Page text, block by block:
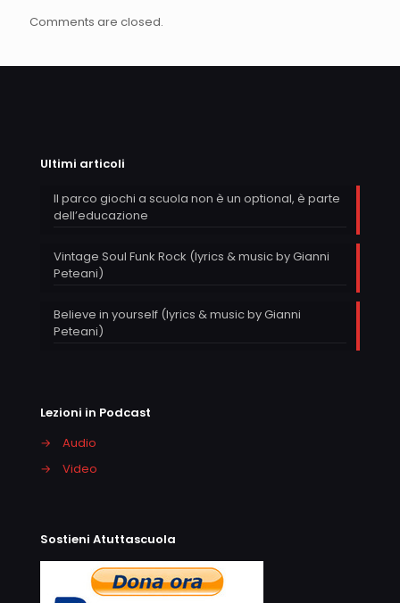
Comments are closed.
Ultimi articoli
Il parco giochi a scuola non è un optional, è parte
dell’educazione
Vintage Soul Funk Rock (lyrics & music by Gianni
Peteani)
Believe in yourself (lyrics & music by Gianni
Peteani)
Lezioni in Podcast
→
Audio
→
Video
Sostieni Atuttascuola